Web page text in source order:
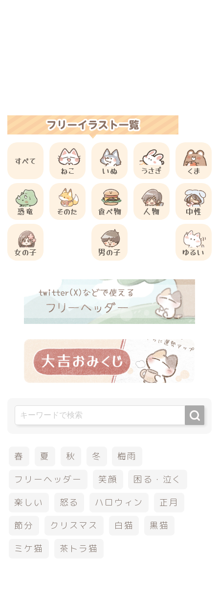
すべて
ねこ
いぬ うさぎ くま
恐竜 そのた 食べ物 人物 中性
女の子 男の子 ゆるい
春 夏 秋 冬
梅雨
フリーヘッダー
笑顔
困る・泣く
楽しい
怒る ハロウィン
正月
節分
クリスマス 白猫
黒猫
ミケ猫
茶トラ猫